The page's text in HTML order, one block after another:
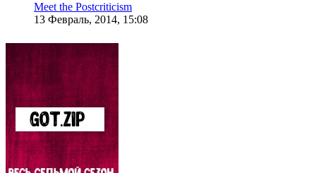
Meet the Postcriticism
13 Февраль, 2014, 15:08